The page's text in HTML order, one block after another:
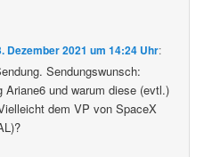
Dezember 2021 um 14:24 Uhr:
Sendungswunsch:
Ariane6 und warum diese (evtl.)
dem VP von SpaceX